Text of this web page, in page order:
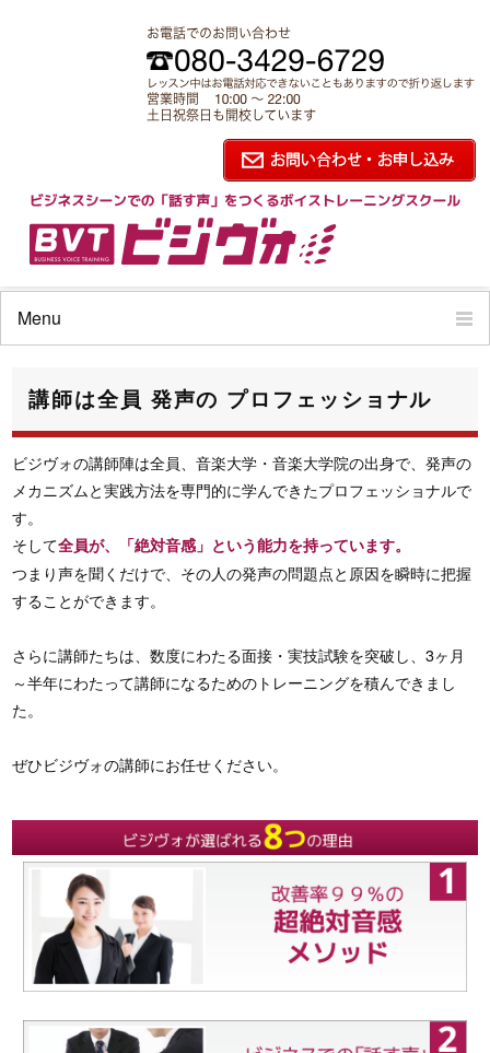
Menu
ビジヴォの特徴
会場アクセス
お客様の声
よくあるご質問
講師は全員 発声の プロフェッショナル
ビジヴォの講師陣は全員、音楽大学・音楽大学院の出身で、発声の
メカニズムと実践方法を専門的に学んできたプロフェッショナルで
す。
そして全員が、「絶対音感」という能力を持っています。
つまり声を聞くだけで、その人の発声の問題点と原因を瞬時に把握
することができます。
さらに講師たちは、数度にわたる面接・実技試験を突破し、3ヶ月
～半年にわたって講師になるためのトレーニングを積んできまし
た。
ぜひビジヴォの講師にお任せください。